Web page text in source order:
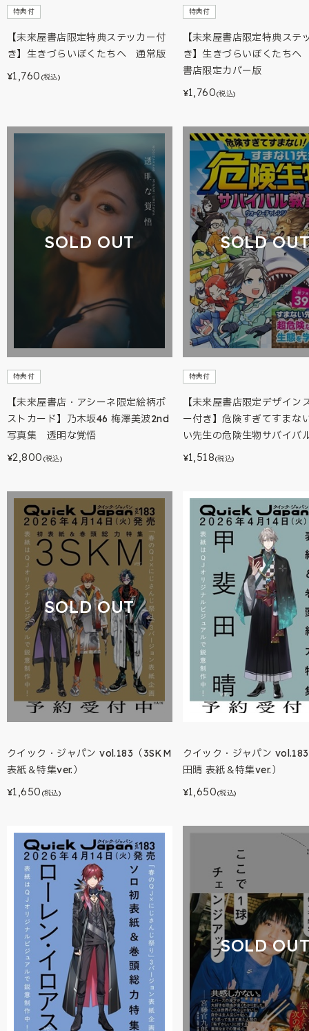
特典付
【未来屋書店限定特典ステッカー付
き】生きづらいぼくたちへ 通常版
¥1,760 (税込)
特典付
【未来屋書店限定特典ステ
き】生きづらいぼくたち
書店限定カバー版
¥1,760(税込)
SOLD OUT
特典付
【未来屋書店・アシーネ限定絵柄ポ
ストカード】乃木坂46 梅澤美波2nd
写真集 透明な覚悟
¥2,800 (税込)
SOLD
特典付
【未来屋書店限定デザイン
ー付き】危険すぎてすまな
い先生の危険生物サバイバ
¥1,518(税込)
SOLD OUT
クイック・ジャパン vol.183（3SKM
表紙＆特集ver.）
¥1,650 (税込)
クイック・ジャパン
田晴 表紙＆特集ver.）
¥1,650(税込)
SOLD